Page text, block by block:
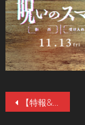
投
【特報&ティザー】注目の新鋭、山元環監督が手掛ける新作オリジナルホラー映画『呪いのスマホ』。11／13（金）公開。主演は『あのコはだぁれ？』の早瀬憩が映画単独初主演